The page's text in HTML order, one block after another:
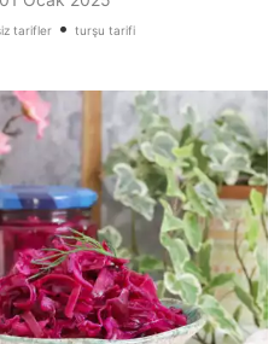
tarifler• turşu tarifi